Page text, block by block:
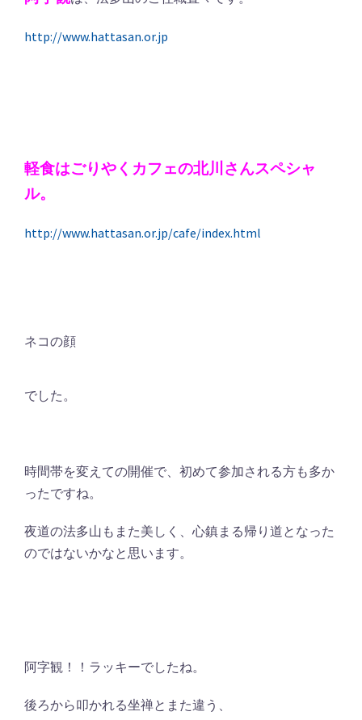
http://www.hattasan.or.jp
軽食はごりやくカフェの北川さんスペシャ
ル。
http://www.hattasan.or.jp/cafe/index.html
ネコの顔
でした。
時間帯を変えての開催で、初めて参加される方も多か
ったですね。
夜道の法多山もまた美しく、心鎮まる帰り道となった
のではないかなと思います。
阿字観！！ラッキーでしたね。
後ろから叩かれる坐禅とまた違う、